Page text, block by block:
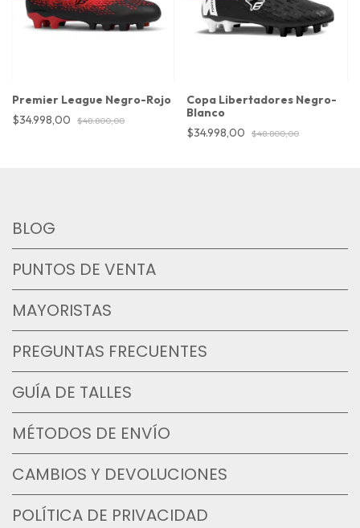
Premier League Negro-Rojo
$34.998,00
$48.800,00
Copa Libertadores Negro-
Blanco
$34.998,00
$48.800,00
BLOG
PUNTOS DE VENTA
MAYORISTAS
PREGUNTAS FRECUENTES
GUÍA DE TALLES
MÉTODOS DE ENVÍO
CAMBIOS Y DEVOLUCIONES
POLÍTICA DE PRIVACIDAD